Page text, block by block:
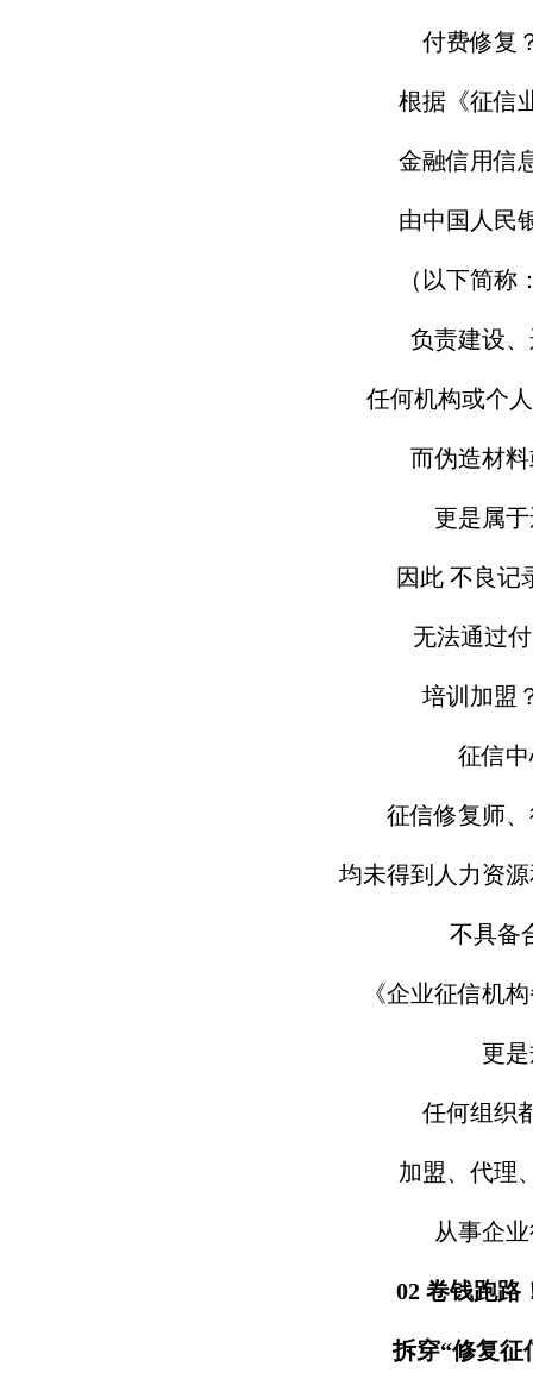
付费修复
根据《征信
金融信用信
由中国人民
（以下简称
负责建设
任何机构或个
而伪造材
更是属
因此 不良记
无法通过付
培训加盟
征信
征信修复师
均未得到人力资
不具备
《企业征信机
更
任何组织
加盟、代理
从事企
02 卷钱跑路
拆穿“修复征